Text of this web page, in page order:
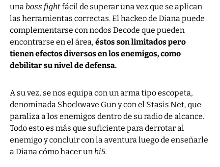
unaboss fightfácil de superar una vez que se aplican
las herramientas correctas. El hackeo de Diana puede
complementarse con nodos Decode que pueden
encontrarse en el área, éstos son limitados pero
tienen efectos diversos en los enemigos, como
debilitar su nivel de defensa.
A su vez, se nos equipa con un arma tipo escopeta,
denominada Shockwave Gun y con el Stasis Net, que
paraliza a los enemigos dentro de su radio de alcance.
Todo esto es más que suficiente para derrotar al
enemigo y concluir con la aventura luego de enseñarle
a Diana cómo hacer unhi5.